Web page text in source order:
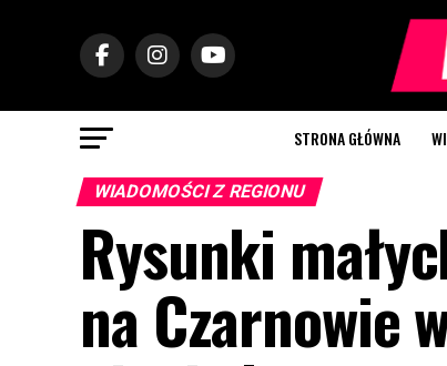
STRONA GŁÓWNA
WIADOMOŚCI Z REGIONU
Rysunki
na Czarnowie